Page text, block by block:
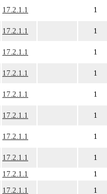
17.2.1.1 1
17.2.1.1 1
17.2.1.1 1
17.2.1.1 1
17.2.1.1 1
17.2.1.1 1
17.2.1.1 1
17.2.1.1 1
17.2.1.1 1
17.2.1.1 1